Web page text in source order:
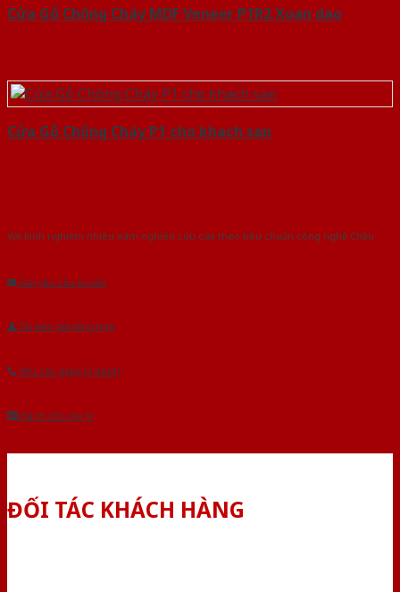
Cửa Gỗ Chống Cháy MDF Veneer P1R2 Xoan dao
Cửa Gỗ Chống Cháy P1 cho khach san
Với kinh nghiệm nhiêu năm nghiên cứu cửa theo tiêu chuẩn công nghệ Châu
Gửi yêu cầu tư vấn
Tải báo giá tổng hợp
Yêu cầu gọi lại (3 phút)
Dành cho đại lý
ĐỐI TÁC KHÁCH HÀNG